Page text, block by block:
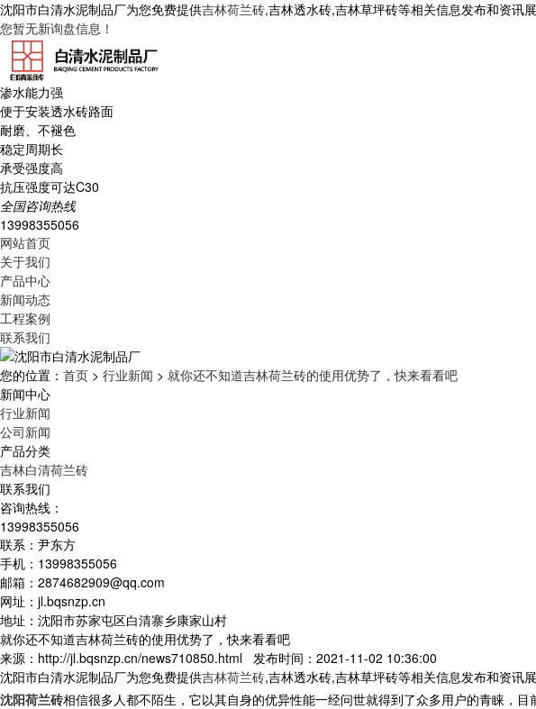
沈阳市白清水泥制品厂为您免费提供吉林荷兰砖,吉林透水砖,吉林草坪砖等相关信息发布和资讯
您暂无新询盘信息！
渗水能力强
便于安装透水砖路面
耐磨、不褪色
稳定周期长
承受强度高
抗压强度可达C30
全国咨询热线
13998355056
网站首页
关于我们
产品中心
新闻动态
工程案例
联系我们
您的位置： 首页 > 行业新闻 > 就你还不知道吉林荷兰砖的使用优势了，快来看看吧
新闻中心
行业新闻
公司新闻
产品分类
吉林白清荷兰砖
联系我们
咨询热线：
13998355056
联系：尹东方
手机：13998355056
邮箱：2874682909@qq.com
网址：jl.bqsnzp.cn
地址：沈阳市苏家屯区白清寨乡康家山村
就你还不知道吉林荷兰砖的使用优势了，快来看看吧
来源：http://jl.bqsnzp.cn/news710850.html 发布时间：2021-11-02 10:36:00
沈阳市白清水泥制品厂为您免费提供吉林荷兰砖,吉林透水砖,吉林草坪砖等相关信息发布和资讯
沈阳荷兰砖相信很多人都不陌生，它以其自身的优异性能一经问世就得到了众多用户的青睐，